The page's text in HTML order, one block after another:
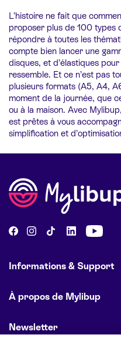
L’histoire ne fait que
proposer plus de 100 types
répondre à toutes les
compte bien lancer une
disques, et d’élastiques
ressemble. Et ce n’est pas
plusieurs formats (A5, A4,
moment de la journée, que
ou à la maison. Avec
est prêtes à vous
simplification et
Informations & Support
À propos de Mylibup
Newsletter